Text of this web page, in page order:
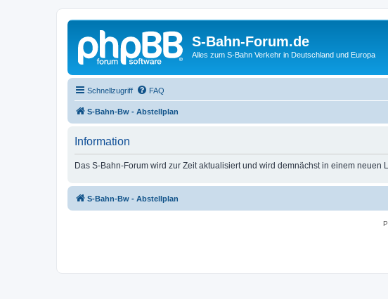
S-Bahn-Forum.de
Alles zum S-Bahn Verkehr in Deutschland und Europa
Schnellzugriff FAQ
S-Bahn-Bw - Abstellplan
Information
Das S-Bahn-Forum wird zur Zeit aktualisiert und wird demnächst in einem neuen
S-Bahn-Bw - Abstellplan